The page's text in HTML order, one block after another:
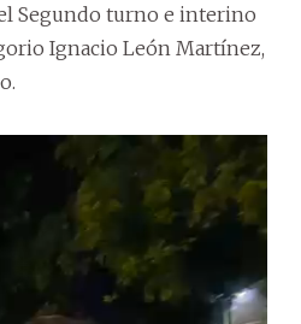
Segundo turno e interino
Ignacio León Martínez,